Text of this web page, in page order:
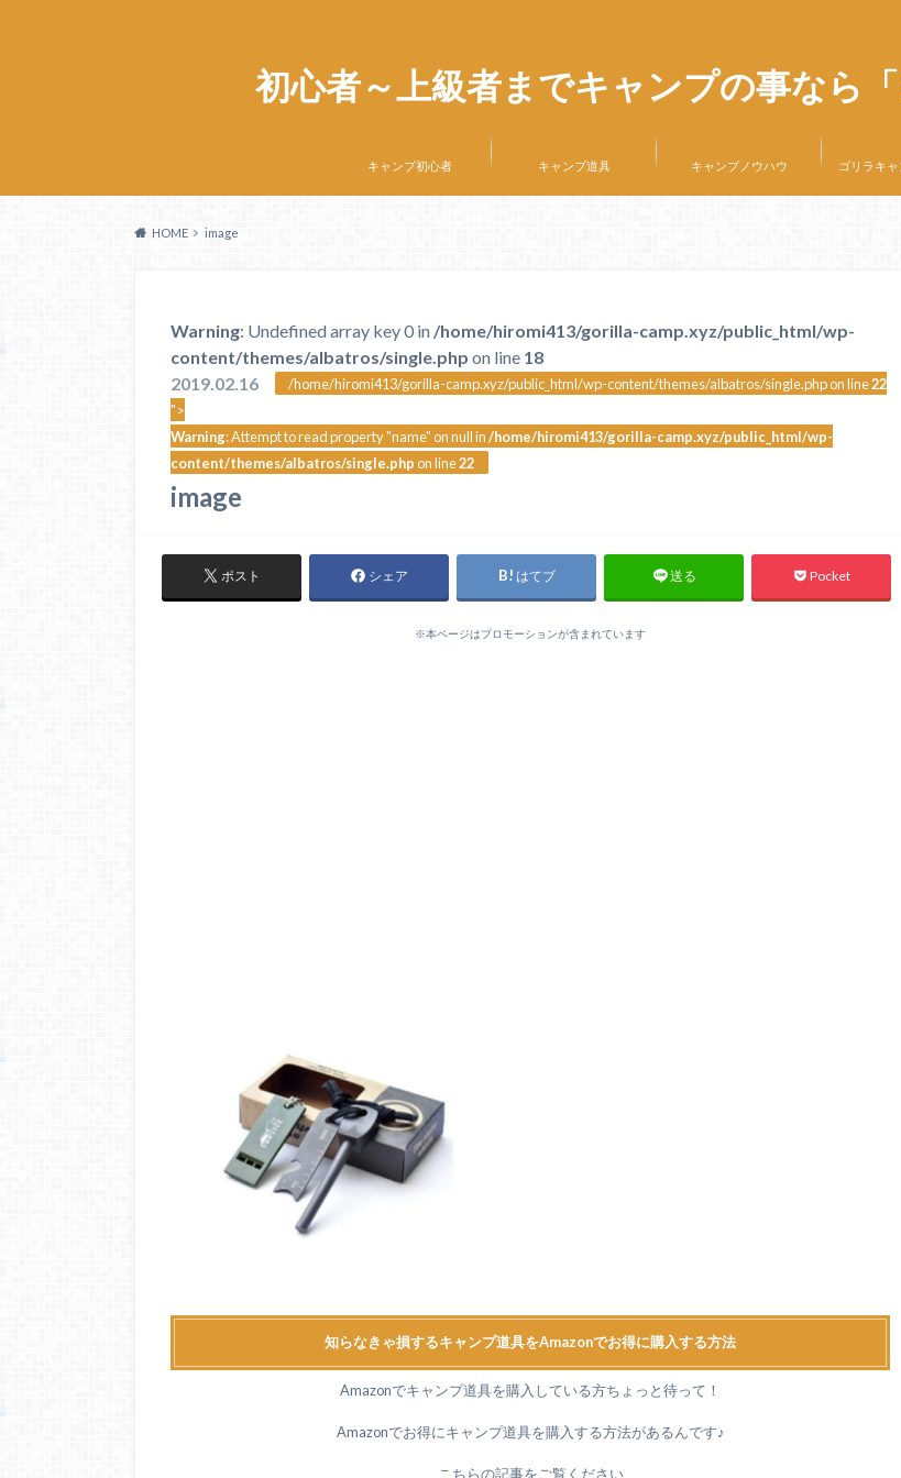
初心者～上級者までキャンプの事なら
キャンプ初心者 キャンプ道具 キャンプノウハウ ゴリラキ
HOME image
Warning: Undefined array key 0 in /home/hiromi413/gorilla-camp.xyz/public_html/wp-
content/themes/albatros/single.php on line 18
2019.02.16
/home/hiromi413/gorilla-camp.xyz/public_html/wp-content/themes/albatros/single.php on line22
">
Warning: Attempt to read property "name" on null in/home/hiromi413/gorilla-camp.xyz/public_html/wp-
content/themes/albatros/single.phpon line22
image
ポスト シェア はてブ 送る Pocket
※本ページはプロモーションが含まれています
知らなきゃ損するキャンプ道具をAmazonでお得に購入する方法
Amazonでキャンプ道具を購入している方ちょっと待って！
Amazonでお得にキャンプ道具を購入する方法があるんです♪
こちらの記事をご覧ください